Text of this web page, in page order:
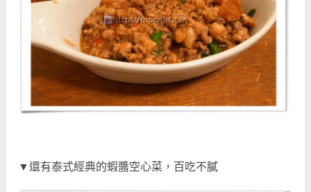
▼還有泰式經典的蝦醬空心菜，百吃不膩